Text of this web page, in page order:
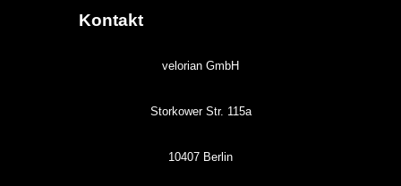
Kontakt
velorian GmbH
Storkower Str. 115a
10407 Berlin